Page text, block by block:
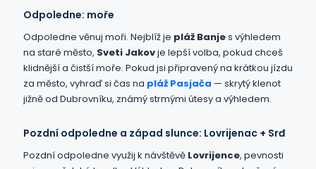
Odpoledne: moře
Odpoledne věnuj moři. Nejblíž je pláž Banjes výhledem
na staré město, Sveti Jakovje lepší volba, pokud chceš
klidnější a čistší moře. Pokud jsi připravený na krátkou jízdu
za město, vyhraď si čas na pláž Pasjača — skrytý klenot
jižně od Dubrovníku, známý strmými útesy a výhledem.
Pozdní odpoledne a západ slunce: Lovrijenac + Srđ
Pozdní odpoledne využij k návštěvě Lovrijence, pevnosti